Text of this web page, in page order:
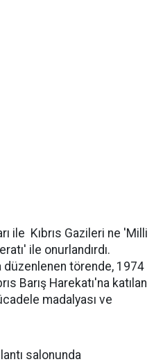
ile Kıbrıs Gazileri ne 'Milli
ile onurlandırdı.
düzenlenen törende, 1974
Barış Harekatı'na katılan
madalyası ve
salonunda